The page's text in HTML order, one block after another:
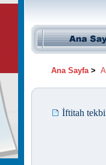
Ana Sayfa>
İftitah